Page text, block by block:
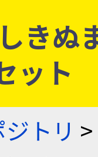
き
ット
トリ >